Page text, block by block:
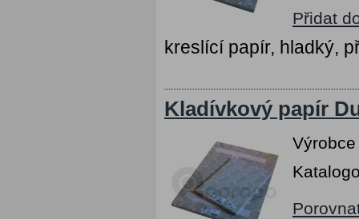
Přidat
kreslící papír, hladký,
Kladívkový papír